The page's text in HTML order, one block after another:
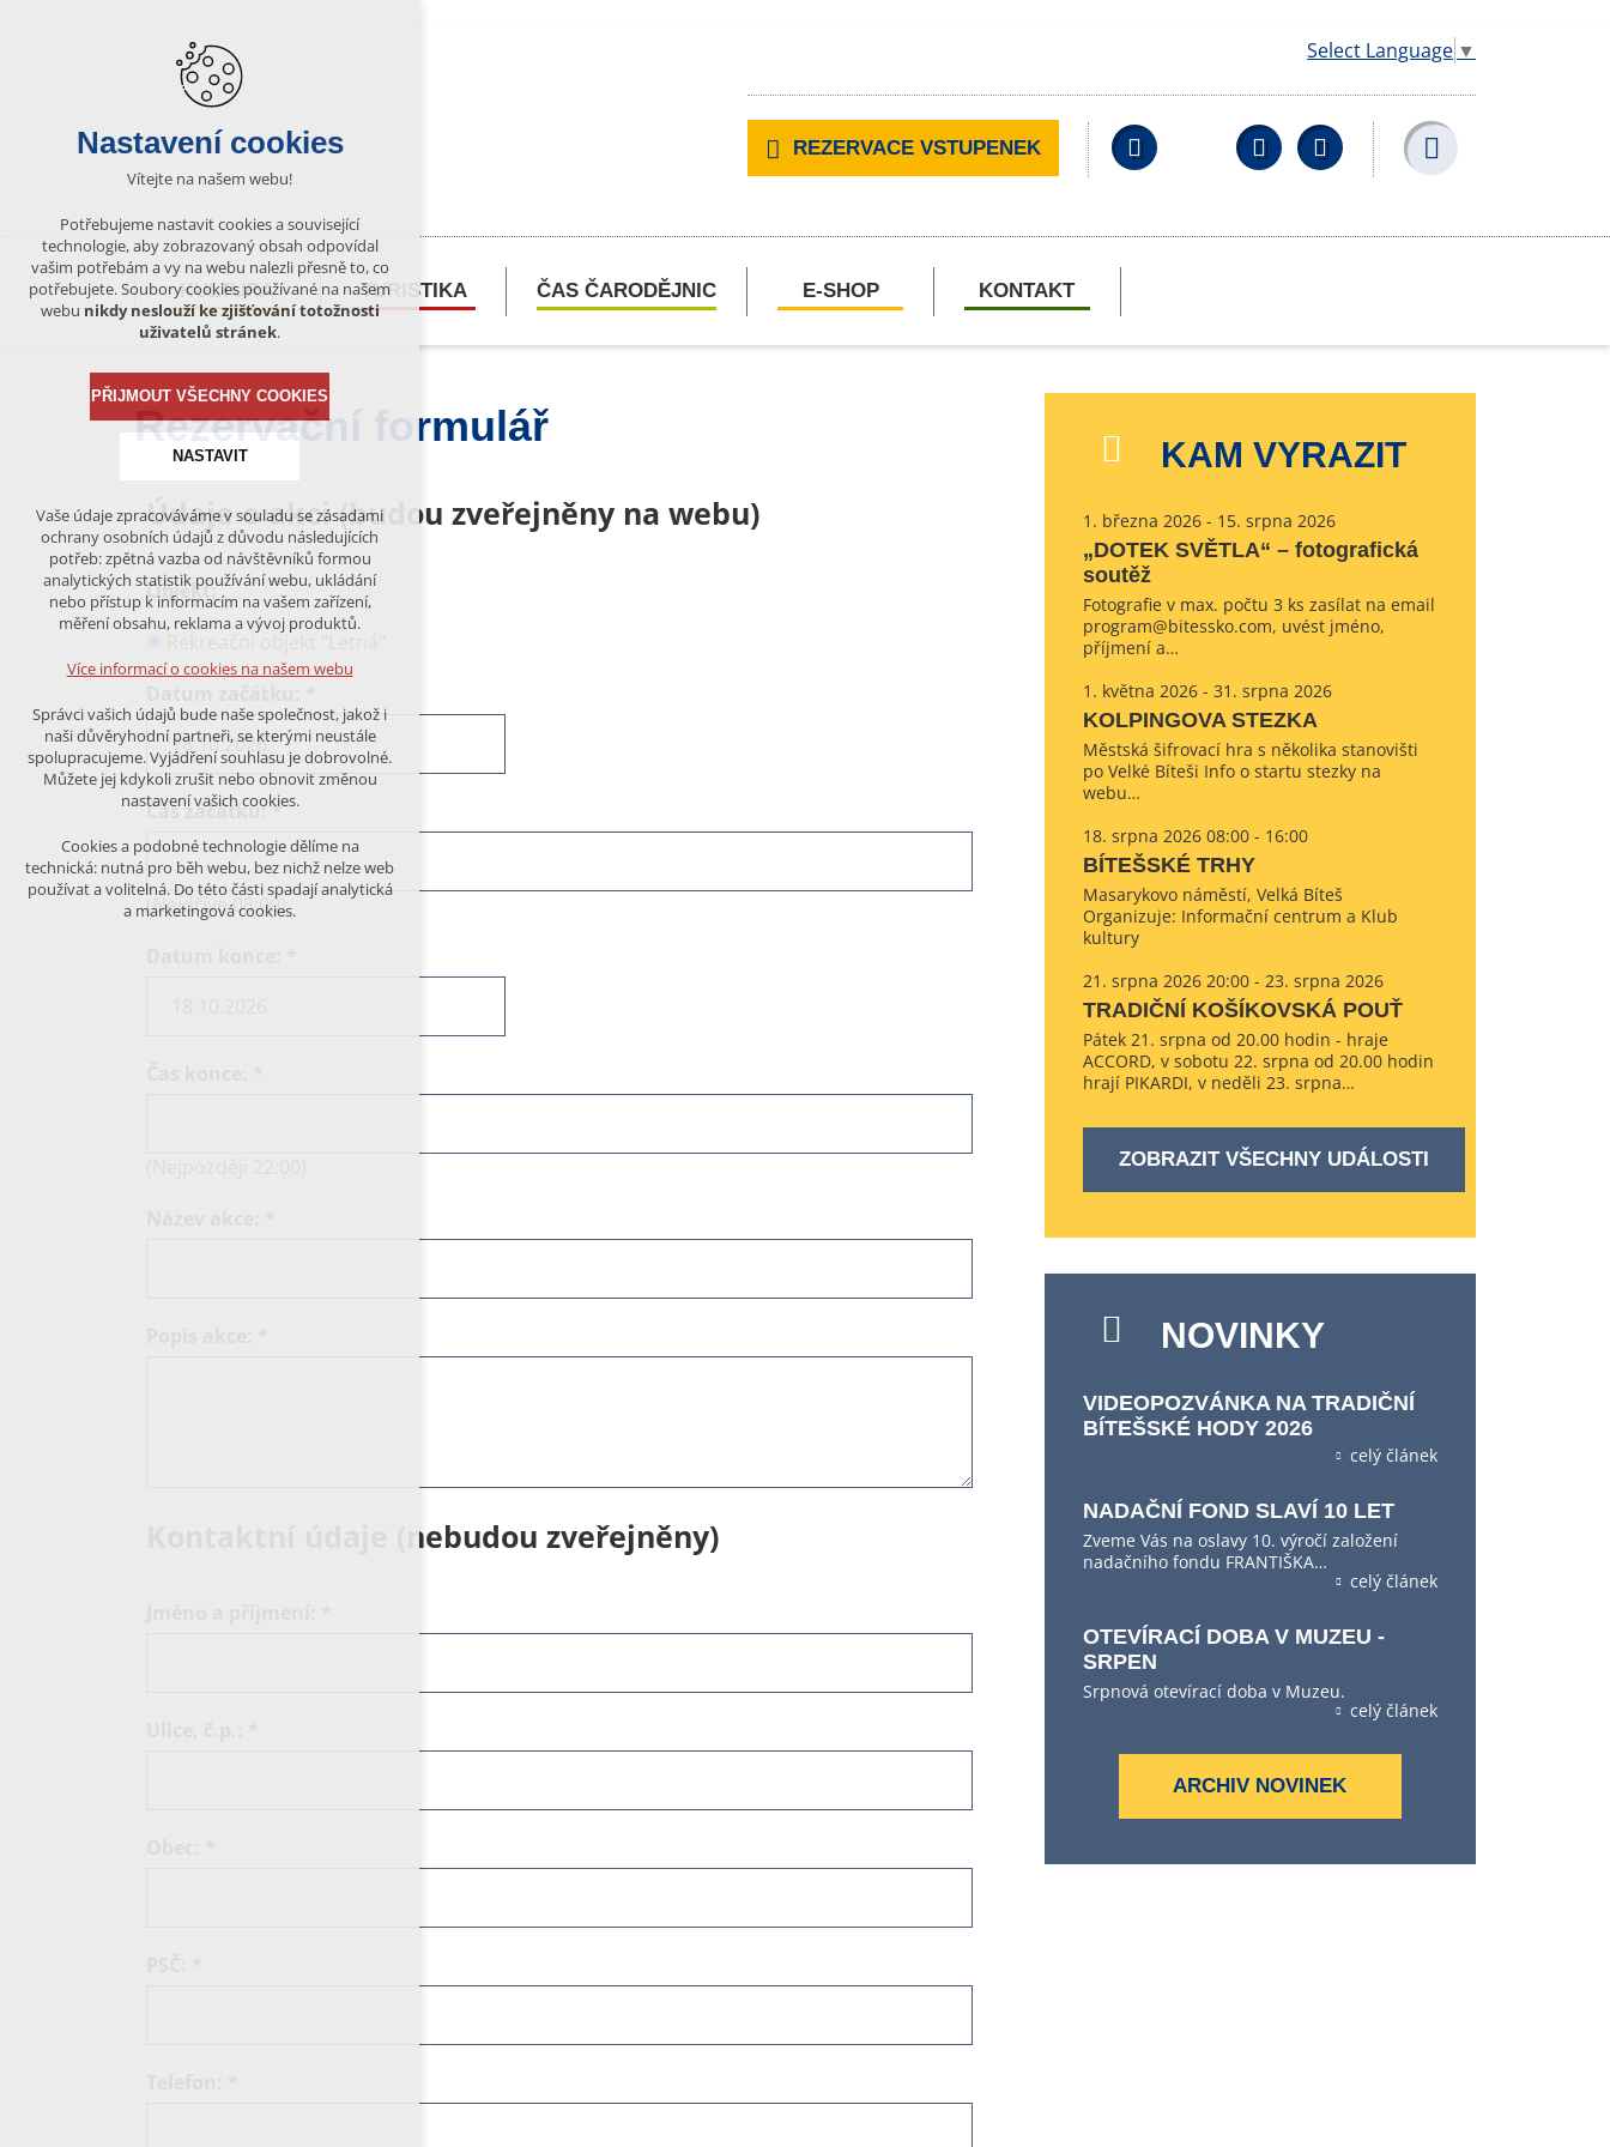
Select Language ▼
REZERVACE VSTUPENEK Facebook YouTubeWikipedia
KULTURA TURISTIKA ČAS ČARODĚJNIC E-SHOP KONTAKT
Rezervační formulář
Údaje o akci (budou zveřejněny na webu)
Objekt:
Čas začátku:*
(Nejdříve 08:00)
Kontaktní údaje (nebudou zveřejněny)
KAM VYRAZIT
1. března 2026 - 15. srpna 2026
„DOTEK SVĚTLA“ – fotografická
soutěž
Fotografie v max. počtu 3 ks zasílat na email
program@bitessko.com, uvést jméno,
příjmení a…
1. května 2026 - 31. srpna 2026
KOLPINGOVA STEZKA
Městská šifrovací hra s několika stanovišti
po Velké Bíteši Info o startu stezky na
webu…
18. srpna 2026 08:00 - 16:00
BÍTEŠSKÉ TRHY
Masarykovo náměstí, Velká Bíteš
Organizuje: Informační centrum a Klub
kultury
21. srpna 2026 20:00 - 23. srpna 2026
TRADIČNÍ KOŠÍKOVSKÁ POUŤ
Pátek 21. srpna od 20.00 hodin - hraje
ACCORD, v sobotu 22. srpna od 20.00 hodin
hrají PIKARDI, v neděli 23. srpna…
ZOBRAZIT VŠECHNY UDÁLOSTI
NOVINKY
VIDEOPOZVÁNKA NA TRADIČNÍ
BÍTEŠSKÉ HODY 2026
celý článek
NADAČNÍ FOND SLAVÍ 10 LET
Zveme Vás na oslavy 10. výročí založení
nadačního fondu FRANTIŠKA…
celý článek
OTEVÍRACÍ DOBA V MUZEU -
SRPEN
Srpnová otevírací doba v Muzeu.
celý článek
ARCHIV NOVINEK
Nastavení cookies
Vítejte na našem webu!
Potřebujeme nastavit cookies a související
technologie, aby zobrazovaný obsah odpovídal
vašim potřebám a vy na webu nalezli přesně to, co
potřebujete. Soubory cookies používané na našem
webu nikdy neslouží ke zjišťování totožnosti
uživatelů stránek.
PŘIJMOUT VŠECHNY COOKIES
NASTAVIT
Technická cookies
nutná pro provozování webu
udržení kontextu stránek (session):
případná přihlášení, volby jazyka, apod.
analytická pro anonymizované
vyhodnocení návštěvnosti
marketingová cookies (Google)
Více informací o cookies na našem webu
ODMÍTNOUT VŠE
Vaše údaje zpracováváme v souladu se zásadami
ochrany osobních údajů z důvodu následujících
potřeb: zpětná vazba od návštěvníků formou
analytických statistik používání webu, ukládání
nebo přístup k informacím na vašem zařízení,
měření obsahu, reklama a vývoj produktů.
Více informací o cookies na našem webu
Správci vašich údajů bude naše společnost, jakož i
naši důvěryhodní partneři, se kterými neustále
spolupracujeme. Vyjádření souhlasu je dobrovolné.
Můžete jej kdykoli zrušit nebo obnovit změnou
nastavení vašich cookies.
Cookies a podobné technologie dělíme na
technická: nutná pro běh webu, bez nichž nelze web
používat a volitelná. Do této části spadají analytická
a marketingová cookies.